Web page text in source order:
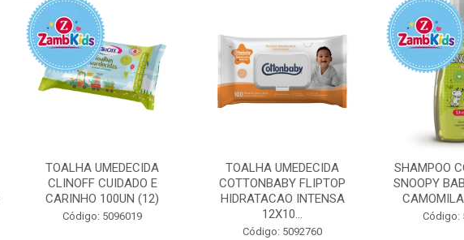
TOALHA UMEDECIDA
CLINOFF CUIDADO E
CARINHO 100UN (12)
Código: 5096019
TOALHA UMEDECIDA
COTTONBABY FLIPTOP
HIDRATACAO INTENSA
12X10...
Código: 5092760
SHAMPOO
SNOOPY
Código: